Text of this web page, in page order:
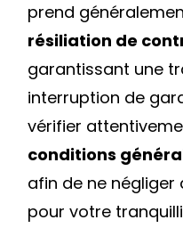
prend
résiliation de
garantissant une
interruption de
vérifier
conditions
afin de ne négliger
pour votre